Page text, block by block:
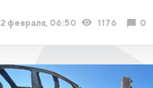
2 февраля, 06:50 1176 0